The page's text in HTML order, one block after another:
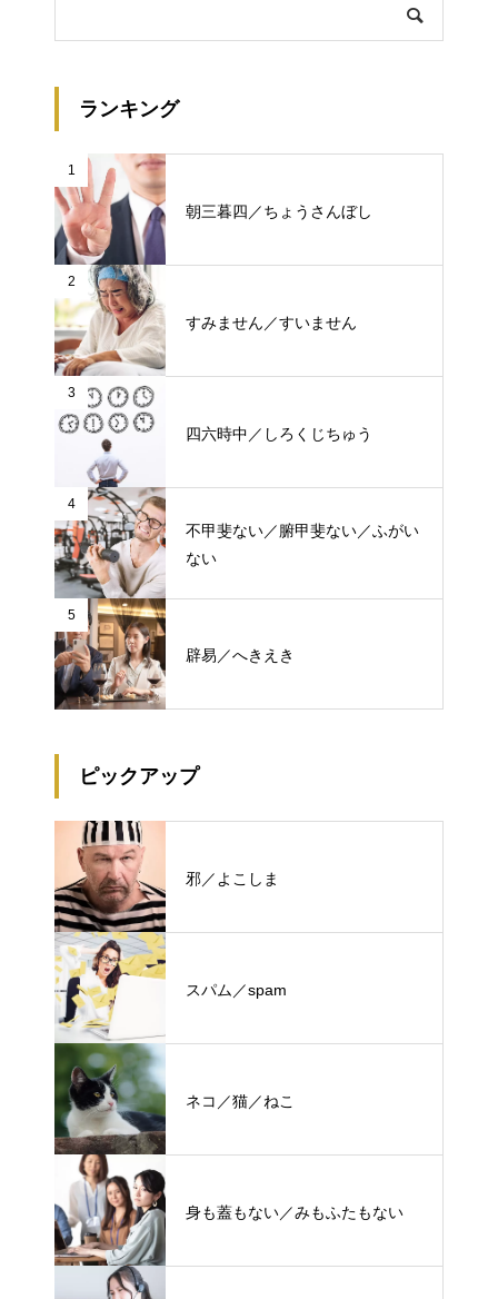
ランキング
1
朝三暮四／ちょうさんぼし
2
すみません／すいません
3
四六時中／しろくじちゅう
4
不甲斐ない／腑甲斐ない／ふがい
ない
5
辟易／へきえき
ピックアップ
邪／よこしま
スパム／spam
ネコ／猫／ねこ
身も蓋もない／みもふたもない